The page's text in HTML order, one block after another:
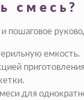
смесь?
пошаговое
емкость.
для